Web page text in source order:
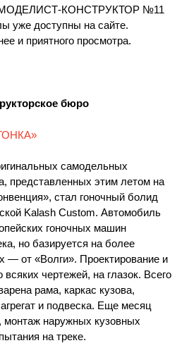
МОДЕЛИСТ-КОНСТРУКТОР №11
уже доступны на сайте.
и приятного просмотра.
бюро
самодельных
представленных этим летом на
стал гоночный болид
Kalash Custom. Автомобиль
гоночных машин
но базируется на более
— от «Волги». Проектирование и
всяких чертежей, на глазок. Всего
рама, каркас кузова,
и подвеска. Еще месяц
монтаж наружных кузовных
на треке.